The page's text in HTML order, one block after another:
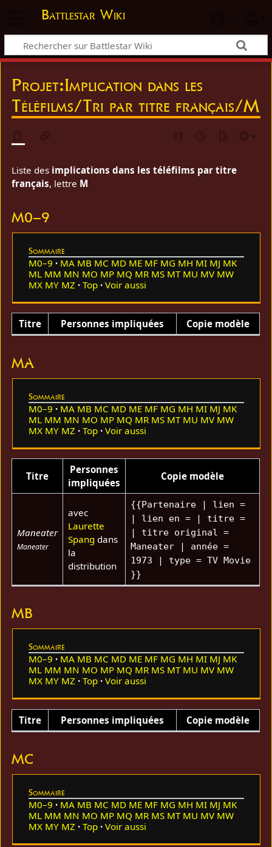
Battlestar Wiki
Projet:Implication dans les
Téléfilms/Tri par titre français/M
Liste des implications dans les téléfilms par titre
français, lettre M
M0–9
Sommaire
M0–9 MA MB MC MD ME MF MG MH MI MJ MK
ML MM MN MO MP MQ MR MS MT MU MV MW
MX MY MZ Top Voir aussi
Titre Personnes impliquées Copie modèle
MA
Sommaire
M0–9 MA MB MC MD ME MF MG MH MI MJ MK
ML MM MN MO MP MQ MR MS MT MU MV MW
MX MY MZ Top Voir aussi
Titre
Personnes
impliquées
Copie modèle
Maneater
Maneater
avec
Laurette
Spang dans
la
distribution
{{Partenaire | lien =
| lien en = | titre =
| titre original =
Maneater | année =
1973 | type = TV Movie
}}
MB
Sommaire
M0–9 MA MB MC MD ME MF MG MH MI MJ MK
ML MM MN MO MP MQ MR MS MT MU MV MW
MX MY MZ Top Voir aussi
Titre Personnes impliquées Copie modèle
MC
Sommaire
M0–9 MA MB MC MD ME MF MG MH MI MJ MK
ML MM MN MO MP MQ MR MS MT MU MV MW
MX MY MZ Top Voir aussi